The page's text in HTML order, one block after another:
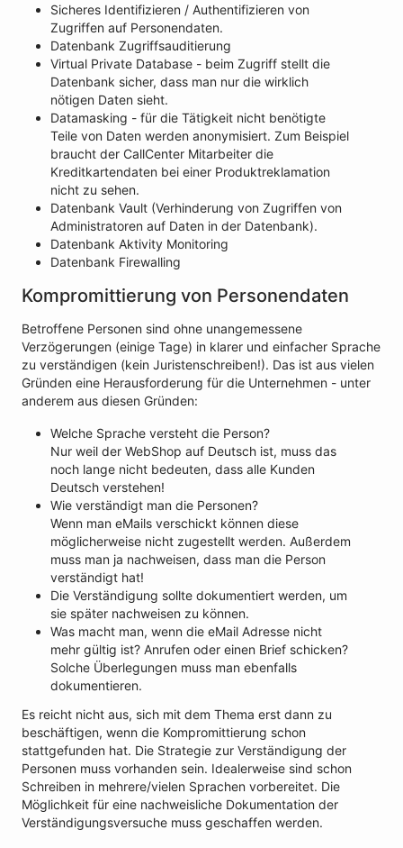
Sicheres Identifizieren / Authentifizieren von
Zugriffen auf Personendaten.
Datenbank Zugriffsauditierung
Virtual Private Database - beim Zugriff stellt die
Datenbank sicher, dass man nur die wirklich
nötigen Daten sieht.
Datamasking - für die Tätigkeit nicht benötigte
Teile von Daten werden anonymisiert. Zum Beispiel
braucht der CallCenter Mitarbeiter die
Kreditkartendaten bei einer Produktreklamation
nicht zu sehen.
Datenbank Vault (Verhinderung von Zugriffen von
Administratoren auf Daten in der Datenbank).
Datenbank Aktivity Monitoring
Datenbank Firewalling
Kompromittierung von Personendaten
Betroffene Personen sind ohne unangemessene
Verzögerungen (einige Tage) in klarer und einfacher Sprache
zu verständigen (kein Juristenschreiben!). Das ist aus vielen
Gründen eine Herausforderung für die Unternehmen - unter
anderem aus diesen Gründen:
Welche Sprache versteht die Person?
Nur weil der WebShop auf Deutsch ist, muss das
noch lange nicht bedeuten, dass alle Kunden
Deutsch verstehen!
Wie verständigt man die Personen?
Wenn man eMails verschickt können diese
möglicherweise nicht zugestellt werden. Außerdem
muss man ja nachweisen, dass man die Person
verständigt hat!
Die Verständigung sollte dokumentiert werden, um
sie später nachweisen zu können.
Was macht man, wenn die eMail Adresse nicht
mehr gültig ist? Anrufen oder einen Brief schicken?
Solche Überlegungen muss man ebenfalls
dokumentieren.
Es reicht nicht aus, sich mit dem Thema erst dann zu
beschäftigen, wenn die Kompromittierung schon
stattgefunden hat. Die Strategie zur Verständigung der
Personen muss vorhanden sein. Idealerweise sind schon
Schreiben in mehrere/vielen Sprachen vorbereitet. Die
Möglichkeit für eine nachweisliche Dokumentation der
Verständigungsversuche muss geschaffen werden.